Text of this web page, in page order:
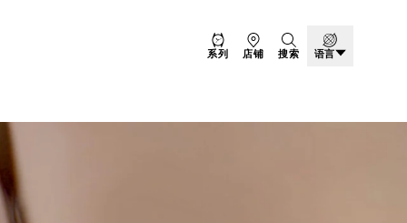
系列 店铺 搜索 语言